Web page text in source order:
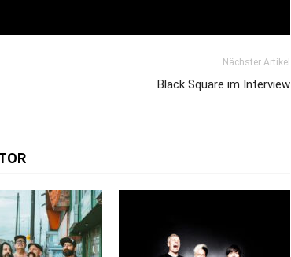
Nächster Artikel
Black Square im Interview